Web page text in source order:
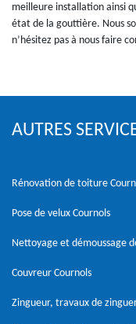
meilleure installation ainsi
état de la gouttière. Nous
n’hésitez pas à nous faire
AUTRES
Rénovation de toiture
Pose de velux Cournols
Nettoyage et démoussage
Couvreur Cournols
Zingueur, travaux de